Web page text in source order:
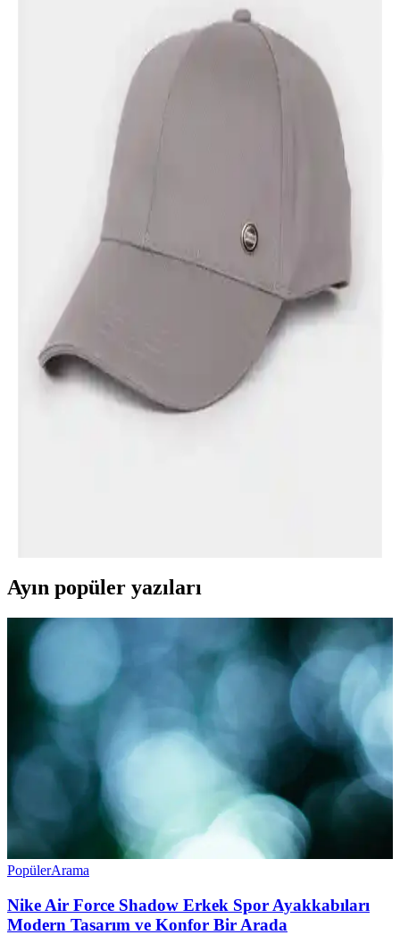
Voilove Gonca Şapka, ayarlanabilir yapısı ve hafifliğiyle yaz
aylarında rahat kullanım sunar. Kaliteli pamuklu kumaş ve şık
tasarımıyla günlük şıklığa uygun, dayanıklılık ve konfor sağlar.
Ucla Jenner Yeşil Nakışlı Unisex Baseball Şapka
Spor ve Günlük Kullanım İçin
Ucla Jenner Yeşil Baseball Cap, canlı renkleri ve nakış detaylarıyla
günlük spor ve şehir yaşamına şıklık katarken, nefes alabilir
pamuklu kumaşıyla konfor sunar.
Gonca Yazlık Katlanabilir Safari Şapkası: Güneşten
Koruyan Şık ve Pratik Tasarım
Gonca şapka, hafif ve katlanabilir yapısıyla yaz aylarında güneşten
koruyan, estetik ve dayanıklı pamuklu tasarımıyla öne çıkan pratik
bir safari şapkasıdır.
DeFacto Erkek Pamuklu Cap Şapka
N4495AZ25SM: Şıklık ve Konforun Buluşması
DeFacto'nun %100 pamuklu erkek şapka modeli, şık tasarımı ve
rahat kullanımıyla günlük ve spor aktivitelerinde ideal bir aksesuar
Ayın popüler yazıları
PopülerArama
Nike Air Force Shadow Erkek Spor Ayakkabıları
Modern Tasarım ve Konfor Bir Arada